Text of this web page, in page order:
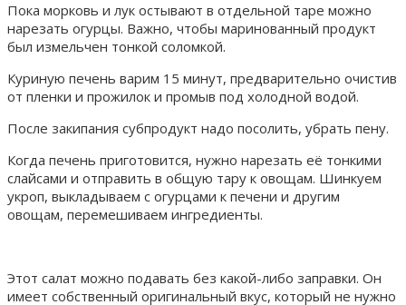
Пока морковь и лук остывают в отдельной таре можно
нарезать огурцы. Важно, чтобы маринованный продукт
был измельчен тонкой соломкой.
Куриную печень варим 15 минут, предварительно очистив
от пленки и прожилок и промыв под холодной водой.
После закипания субпродукт надо посолить, убрать пену.
Когда печень приготовится, нужно нарезать её тонкими
слайсами и отправить в общую тару к овощам. Шинкуем
укроп, выкладываем с огурцами к печени и другим
овощам, перемешиваем ингредиенты.
Этот салат можно подавать без какой-либо заправки. Он
имеет собственный оригинальный вкус, который не нужно